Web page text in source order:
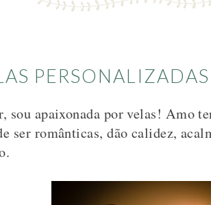
PERSONALIZADAS
sou apaixonada por velas! Amo
ser românticas, dão calidez,